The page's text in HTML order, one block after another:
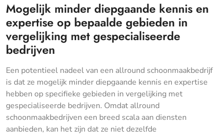
Mogelijk minder diepgaande kennis en
expertise op bepaalde gebieden in
vergelijking met gespecialiseerde
bedrijven
Een potentieel nadeel van een allround schoonmaakbedrijf
is dat ze mogelijk minder diepgaande kennis en expertise
hebben op specifieke gebieden in vergelijking met
gespecialiseerde bedrijven. Omdat allround
schoonmaakbedrijven een breed scala aan diensten
aanbieden, kan het zijn dat ze niet dezelfde